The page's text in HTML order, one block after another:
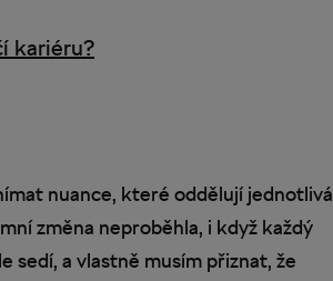
kariéru?
nuance, které oddělují jednotlivá
změna neproběhla, i když každý
sedí, a vlastně musím přiznat, že